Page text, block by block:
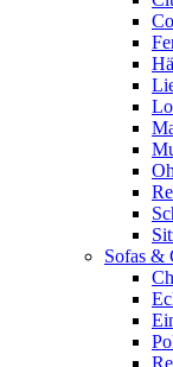
Sofas &